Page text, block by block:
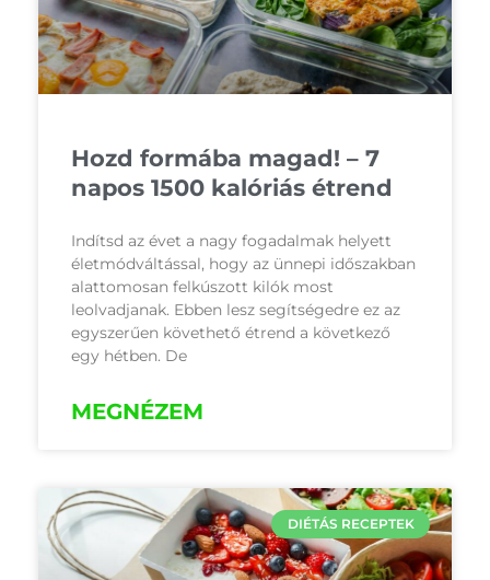
Hozd formába magad! – 7
napos 1500 kalóriás étrend
Indítsd az évet a nagy fogadalmak helyett
életmódváltással, hogy az ünnepi időszakban
alattomosan felkúszott kilók most
leolvadjanak. Ebben lesz segítségedre ez az
egyszerűen követhető étrend a következő
egy hétben. De
MEGNÉZEM
DIÉTÁS RECEPTEK